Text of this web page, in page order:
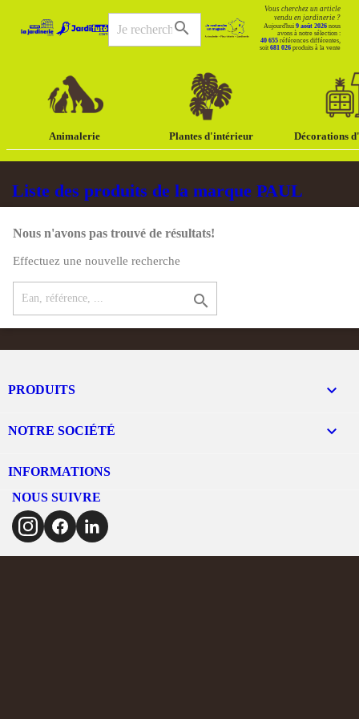
search
Vous cherchez un article
vendu en jardinerie ?
Aujourd'hui 9 août 2026 nous
avons à notre sélection :
40 655 références différentes,
soit 681 026 produits à la vente
Animalerie Plantes d'intérieur Décorations
Liste des produits de la marque PAUL
Nous n'avons pas trouvé de résultats!
Effectuez une nouvelle recherche

PRODUITS 
NOTRE SOCIÉTÉ 
INFORMATIONS
NOUS SUIVRE